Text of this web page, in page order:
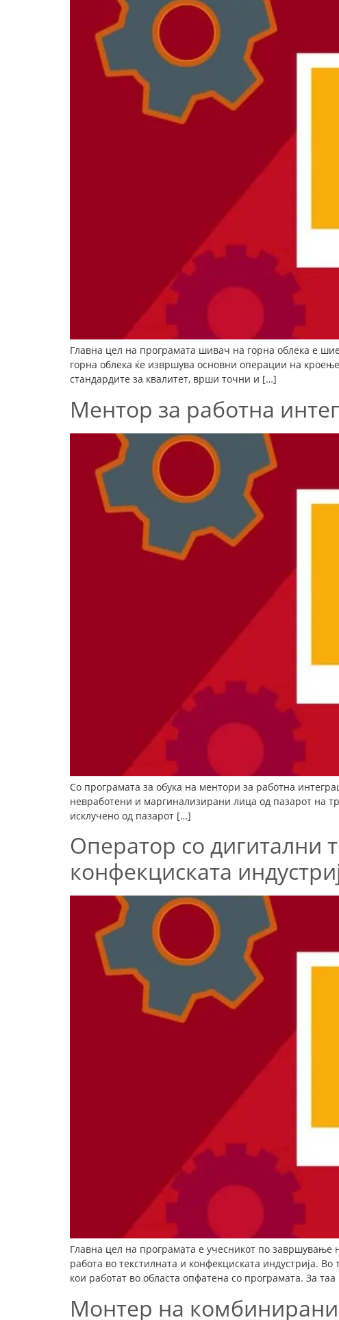
Главна цел на програмата шивач на горна облека е
горна облека ќе извршува основни операции на
стандардите за квалитет, врши точни и […]
Ментор за работна
Со програмата за обука на ментори за работна
невработени и маргинализирани лица од пазарот на
исклучено од пазарот […]
Оператор со дигитални
конфекциската
Главна цел на програмата е учесникот по завршување
работа во текстилната и конфекциската индустрија.
кои работат во областа опфатена со програмата. За
Монтер на